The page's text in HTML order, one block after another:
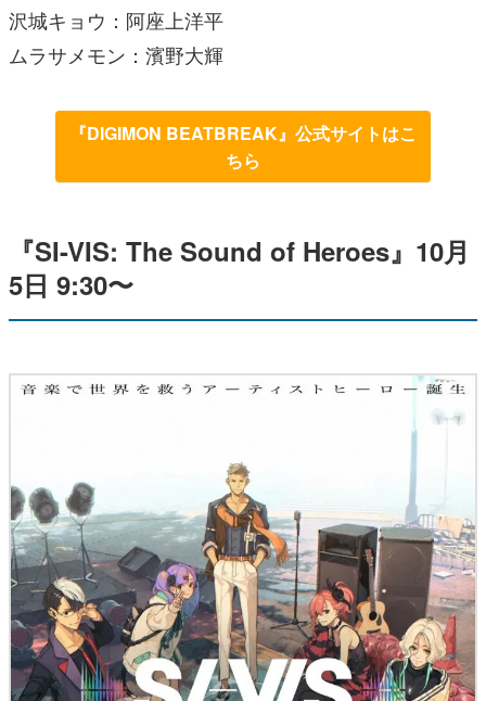
沢城キョウ：阿座上洋平
ムラサメモン：濱野大輝
『DIGIMON BEATBREAK』公式サイトはこ
ちら
『SI-VIS: The Sound of Heroes』10月
5日 9:30〜